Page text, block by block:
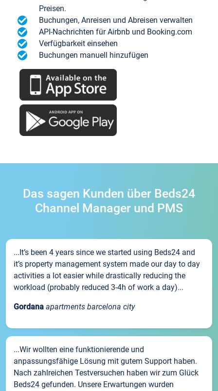
Preisen.
Buchungen, Anreisen und Abreisen verwalten
API-Nachrichten für Airbnb und Booking.com
Verfügbarkeit einsehen
Buchungen manuell hinzufügen
Das sagen Kunden über Beds24
Channel Manager und PMS
...It’s been 4 years since we started using Beds24 and
it’s property management system made our day to day
activities a lot easier while drastically reducing the
workload (probably reduced 3-4h of work a day)...
Gordana apartments barcelona city
...Wir wollten eine funktionierende und
anpassungsfähige Lösung mit gutem Support haben.
Nach zahlreichen Testversuchen haben wir zum Glück
Beds24 gefunden. Unsere Erwartungen wurden